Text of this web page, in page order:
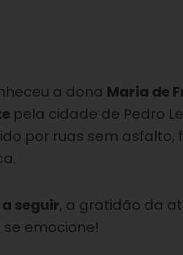
a dona Maria de
pela cidade de Pedro
por ruas sem
seguir, a gratidão da
se emocione!